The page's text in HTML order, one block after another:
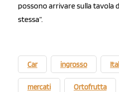
possono arrivare sulla tavola
stessa”.
Car ingrosso
mercati Ortofrutta